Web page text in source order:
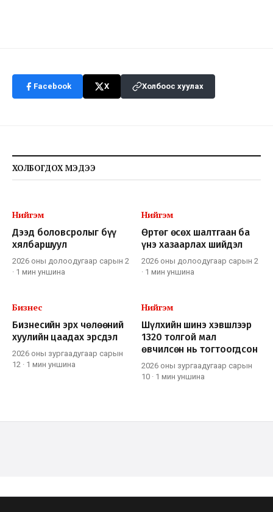
Facebook X Холбоос хуулах
ХОЛБОГДОХ МЭДЭЭ
Нийгэм
Дээд боловсролыг бүү
хялбаршуул
2026 оны долоодугаар сарын 2
· 1 мин уншина
Нийгэм
Өртөг өсөх шалтгаан ба
үнэ хазаарлах шийдэл
2026 оны долоодугаар сарын 2
· 1 мин уншина
Бизнес
Бизнесийн эрх чөлөөний
хуулийн цаадах эрсдэл
2026 оны зургаадугаар сарын
12 · 1 мин уншина
Нийгэм
Шүлхийн шинэ хэвшлээр
1320 толгой мал
өвчилсөн нь тогтоогдсон
2026 оны зургаадугаар сарын
10 · 1 мин уншина